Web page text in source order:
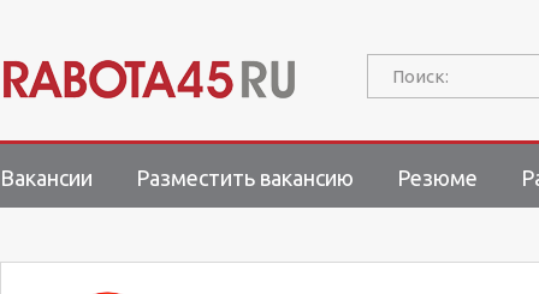
Поиск:
Вакансии Разместить вакансию Резюме